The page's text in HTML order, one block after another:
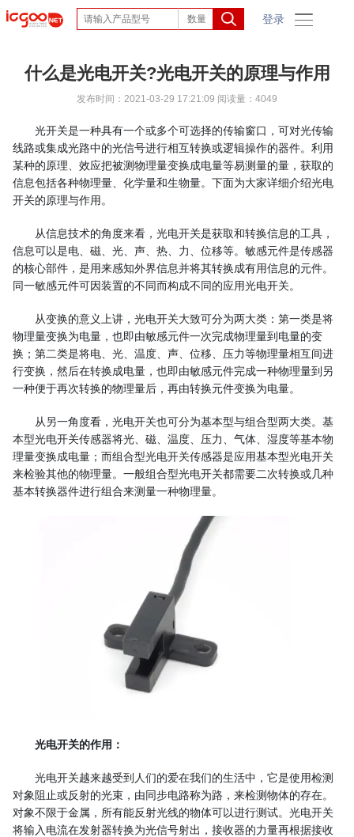
登录
什么是光电开关?光电开关的原理与作用
发布时间：2021-03-29 17:21:09 阅读量：4049
光开关是一种具有一个或多个可选择的传输窗口，可对光传输
线路或集成光路中的光信号进行相互转换或逻辑操作的器件。利用
某种的原理、效应把被测物理量变换成电量等易测量的量，获取的
信息包括各种物理量、化学量和生物量。下面为大家详细介绍光电
开关的原理与作用。
从信息技术的角度来看，光电开关是获取和转换信息的工具，
信息可以是电、磁、光、声、热、力、位移等。敏感元件是传感器
的核心部件，是用来感知外界信息并将其转换成有用信息的元件。
同一敏感元件可因装置的不同而构成不同的应用光电开关。
从变换的意义上讲，光电开关大致可分为两大类：第一类是将
物理量变换为电量，也即由敏感元件一次完成物理量到电量的变
换；第二类是将电、光、温度、声、位移、压力等物理量相互间进
行变换，然后在转换成电量，也即由敏感元件完成一种物理量到另
一种便于再次转换的物理量后，再由转换元件变换为电量。
从另一角度看，光电开关也可分为基本型与组合型两大类。基
本型光电开关传感器将光、磁、温度、压力、气体、湿度等基本物
理量变换成电量；而组合型光电开关传感器是应用基本型光电开关
来检验其他的物理量。一般组合型光电开关都需要二次转换或几种
基本转换器件进行组合来测量一种物理量。
光电开关的作用：
光电开关越来越受到人们的爱在我们的生活中，它是使用检测
对象阻止或反射的光束，由同步电路称为路，来检测物体的存在。
对象不限于金属，所有能反射光线的物体可以进行测试。光电开关
将输入电流在发射器转换为光信号射出，接收器的力量再根据接收